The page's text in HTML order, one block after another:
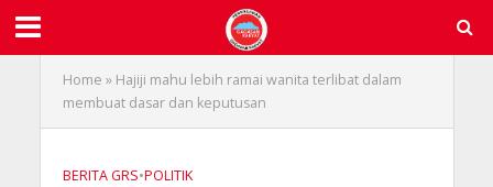
Home » Hajiji mahu lebih ramai wanita terlibat dalam
membuat dasar dan keputusan
BERITA GRS•POLITIK